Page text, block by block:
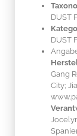
DUST
DUST
Gang
City;